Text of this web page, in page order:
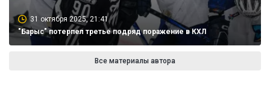
31 октября 2025, 21:41
"Барыс" потерпел третье подряд поражение в КХЛ
Все материалы автора